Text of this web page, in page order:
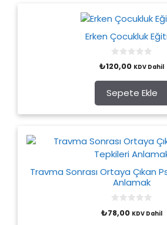
Erken Çocukluk
0
o
t
o
f
5
₺120,00 KDV Dahil
Sepete Ekle
Travma Sonrası Ortaya Çıkan
Anlamak
0
o
₺78,00 KDV Dahil